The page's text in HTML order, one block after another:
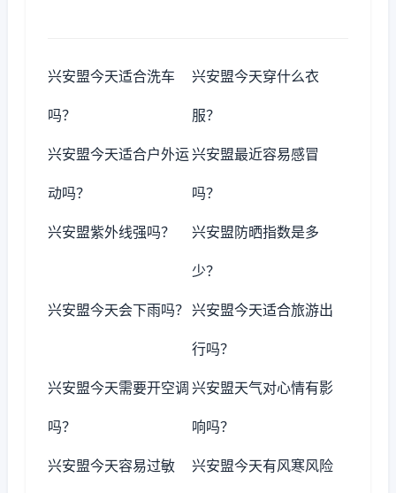
兴安盟今天适合洗车
吗？
兴安盟今天穿什么衣
服？
兴安盟今天适合户外运
动吗？
兴安盟最近容易感冒
吗？
兴安盟紫外线强吗？ 兴安盟防晒指数是多
少？
兴安盟今天会下雨吗？ 兴安盟今天适合旅游出
行吗？
兴安盟今天需要开空调
吗？
兴安盟天气对心情有影
响吗？
兴安盟今天容易过敏 兴安盟今天有风寒风险